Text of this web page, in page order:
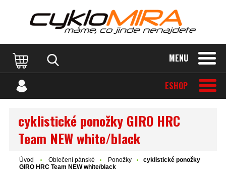
MENU
ESHOP
cyklistické ponožky GIRO HRC
Team NEW white/black
Úvod Oblečení pánské Ponožky
cyklistické ponožky
GIRO HRC Team NEW white/black